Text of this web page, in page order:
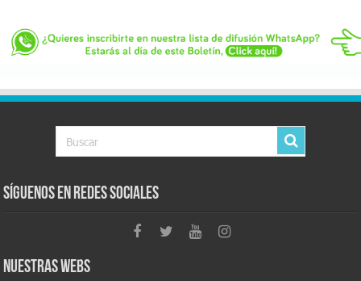
Síguenos en Redes Sociales
Nuestras Webs